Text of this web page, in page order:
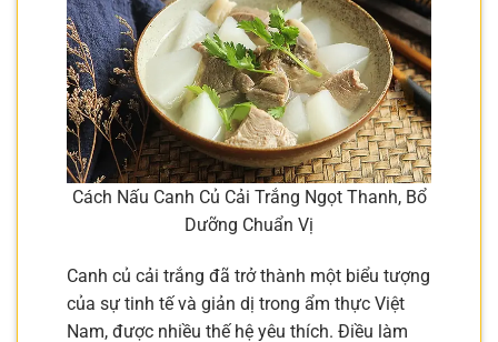
Cách Nấu Canh Củ Cải Trắng Ngọt Thanh, Bổ
Dưỡng Chuẩn Vị
Canh củ cải trắng đã trở thành một biểu tượng
của sự tinh tế và giản dị trong ẩm thực Việt
Nam, được nhiều thế hệ yêu thích. Điều làm